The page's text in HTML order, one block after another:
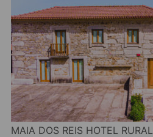
MAIA DOS REIS HOTEL RURAL